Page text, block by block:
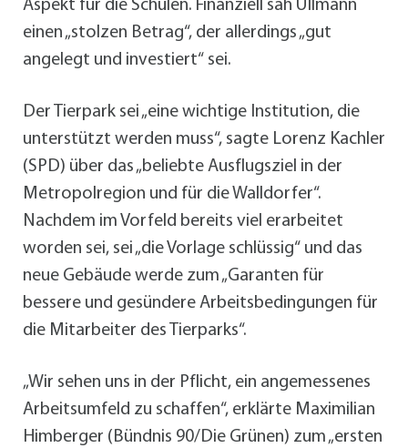
Aspekt für die Schulen. Finanziell sah Ullmann
einen „stolzen Betrag“, der allerdings „gut
angelegt und investiert“ sei.
Der Tierpark sei „eine wichtige Institution, die
unterstützt werden muss“, sagte Lorenz Kachler
(SPD) über das „beliebte Ausflugsziel in der
Metropolregion und für die Walldorfer“.
Nachdem im Vorfeld bereits viel erarbeitet
worden sei, sei „die Vorlage schlüssig“ und das
neue Gebäude werde zum „Garanten für
bessere und gesündere Arbeitsbedingungen für
die Mitarbeiter des Tierparks“.
„Wir sehen uns in der Pflicht, ein angemessenes
Arbeitsumfeld zu schaffen“, erklärte Maximilian
Himberger (Bündnis 90/Die Grünen) zum „ersten